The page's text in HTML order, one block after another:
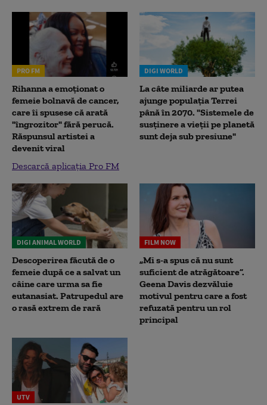
PRO FM
Rihanna a emoționat o
femeie bolnavă de cancer,
care îi spusese că arată
"îngrozitor" fără perucă.
Răspunsul artistei a
devenit viral
Descarcă aplicația Pro FM
DIGI WORLD
La câte miliarde ar putea
ajunge populația Terrei
până în 2070. "Sistemele de
susținere a vieții pe planetă
sunt deja sub presiune"
DIGI ANIMAL WORLD
Descoperirea făcută de o
femeie după ce a salvat un
câine care urma sa fie
eutanasiat. Patrupedul are
o rasă extrem de rară
FILM NOW
„Mi s-a spus că nu sunt
suficient de atrăgătoare”.
Geena Davis dezvăluie
motivul pentru care a fost
refuzată pentru un rol
principal
UTV